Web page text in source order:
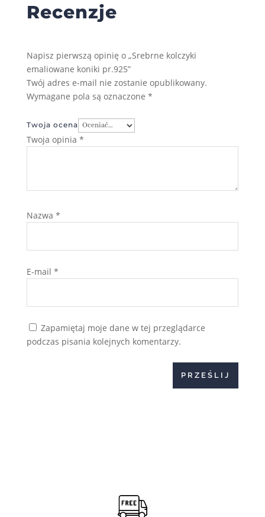
Recenzje
Napisz pierwszą opinię o „Srebrne kolczyki
emaliowane koniki pr.925”
Twój adres e-mail nie zostanie opublikowany.
Wymagane pola są oznaczone *
Twoja ocena
Twoja opinia *
Nazwa *
E-mail *
Zapamiętaj moje dane w tej przeglądarce
podczas pisania kolejnych komentarzy.
PRZEŚLIJ